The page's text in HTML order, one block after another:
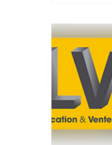
des
pièces
facilitant
de
financier
l'i